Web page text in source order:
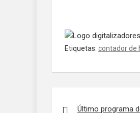
Etiquetas: contador de
Último programa